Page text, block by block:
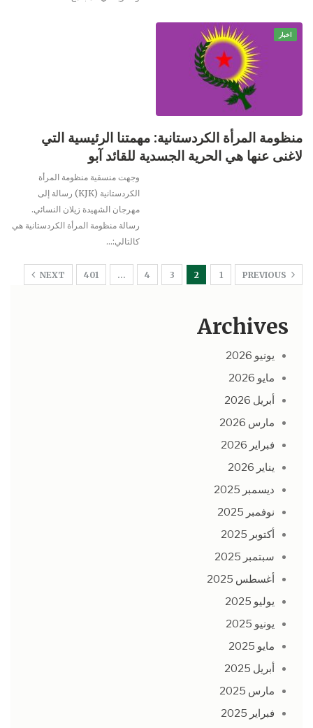
اخبار
منظومة المرأة الكردستانية: مهمتنا الرئيسية التي
لاغنى عنها هي الحرية الجسدية للقائد آبو
وجهت منسقية منظومة المرأة
الكردستانية (KJK) رسالة إلى
مهرجان الشهيدة زيلان النسائي.
رسالة منظومة المرأة الكردستانية هي
كالتالي:…
1
2
3
4
…
401
NEXT
Archives
يونيو 2026
مايو 2026
أبريل 2026
مارس 2026
فبراير 2026
يناير 2026
ديسمبر 2025
نوفمبر 2025
أكتوبر 2025
سبتمبر 2025
أغسطس 2025
يوليو 2025
يونيو 2025
مايو 2025
أبريل 2025
مارس 2025
فبراير 2025